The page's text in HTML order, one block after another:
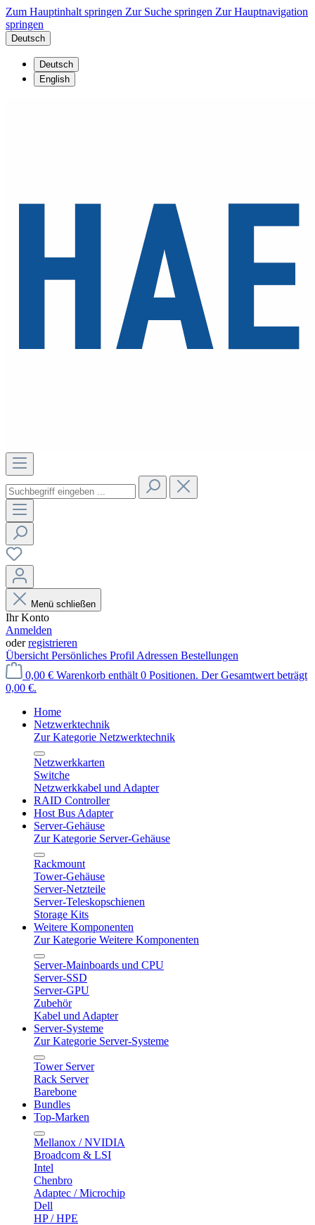
Zum Hauptinhalt springen Zur Suche springen Zur Hauptnavigation
springen
Deutsch
Deutsch
English
Menü schließen
Ihr Konto
Anmelden
oderregistrieren
Übersicht Persönliches Profil Adressen Bestellungen
0,00 € Warenkorb enthält 0 Positionen. Der Gesamtwert beträgt
0,00 €.
Home
Netzwerktechnik
Zur Kategorie Netzwerktechnik
Netzwerkkarten
Switche
Netzwerkkabel und Adapter
RAID Controller
Host Bus Adapter
Server-Gehäuse
Zur Kategorie Server-Gehäuse
Rackmount
Tower-Gehäuse
Server-Netzteile
Server-Teleskopschienen
Storage Kits
Weitere Komponenten
Zur Kategorie Weitere Komponenten
Server-Mainboards und CPU
Server-SSD
Server-GPU
Zubehör
Kabel und Adapter
Server-Systeme
Zur Kategorie Server-Systeme
Tower Server
Rack Server
Barebone
Bundles
Top-Marken
Mellanox / NVIDIA
Broadcom & LSI
Intel
Chenbro
Adaptec / Microchip
Dell
HP / HPE